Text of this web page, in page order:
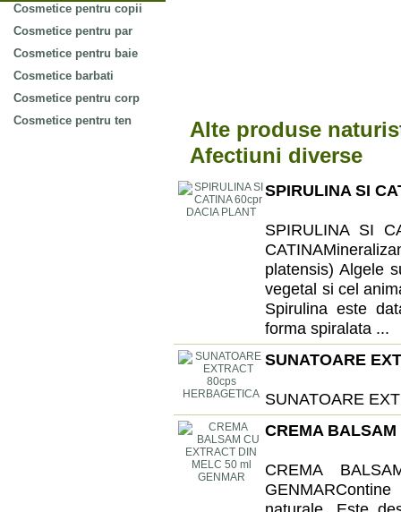
Cosmetice pentru copii
Cosmetice pentru par
Cosmetice pentru baie
Cosmetice barbati
Cosmetice pentru corp
Cosmetice pentru ten
Alte produse
Afectiuni diverse
SPIRULINA SI
SPIRULINA SI
platensis) Algele
vegetal si cel
Spirulina este
forma spiralata ...
SUNATOARE
SUNATOARE
CREMA
CREMA